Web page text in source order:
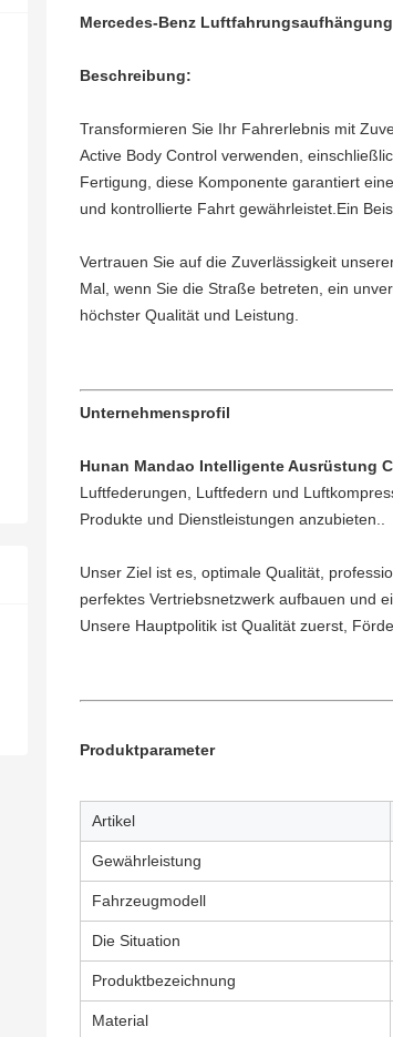
Mercedes-Benz
Beschreibung:
Transformieren Sie Ihr Fahrerlebnis mit
Active Body Control verwenden,
Fertigung, diese Komponente garantiert
und kontrollierte Fahrt gewährleistet.Ein
Vertrauen Sie auf die Zuverlässigkeit
Mal, wenn Sie die Straße betreten, ein
höchster Qualität und Leistung.
Unternehmensprofil
Hunan Mandao Intelligente Ausrüstung
Luftfederungen, Luftfedern und
Produkte und Dienstleistungen anzubieten..
Unser Ziel ist es, optimale Qualität,
perfektes Vertriebsnetzwerk aufbauen und
Unsere Hauptpolitik ist Qualität zuerst,
Produktparameter
Artikel
Gewährleistung
Fahrzeugmodell
Die Situation
Produktbezeichnung
Material